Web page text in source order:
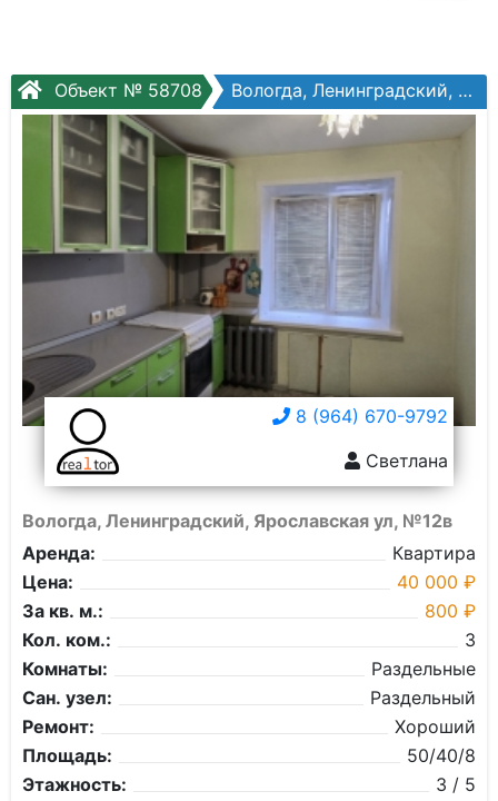
Объект № 58708 Вологда, Ленинградский, Ярославская ул, №12в
8 (964) 670-9792
Светлана
Вологда, Ленинградский, Ярославская ул, №12в
Аренда:
Квартира
Цена:
40 000 ₽
За кв. м.:
800 ₽
Кол. ком.:
3
Комнаты:
Раздельные
Сан. узел:
Раздельный
Ремонт:
Хороший
Площадь:
50/40/8
Этажность:
3 / 5